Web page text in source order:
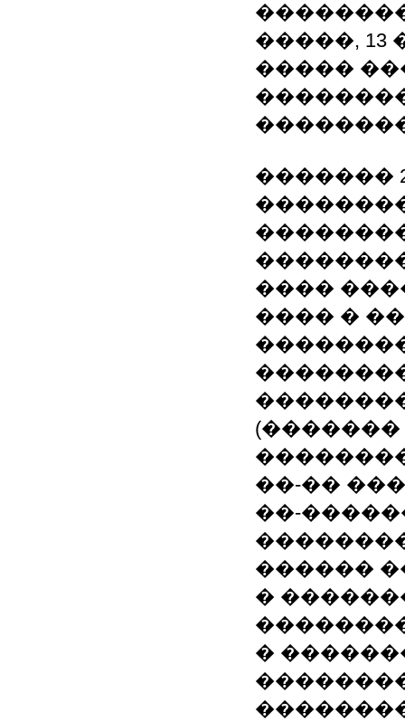
�����,
�����
�������
����
���� �
��-��
��-
������
�
�